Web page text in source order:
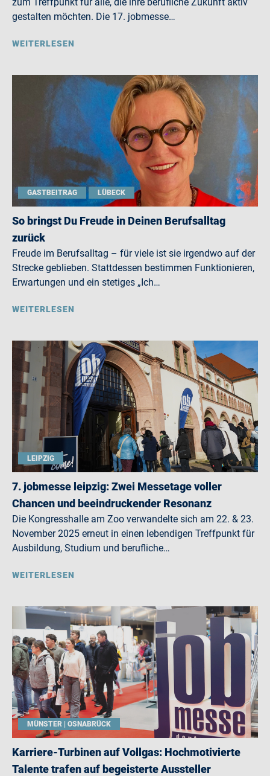
gestalten möchten. Die 17. jobmesse…
WEITERLESEN
GASTBEITRAG LÜBECK
So bringst Du Freude in Deinen Berufsalltag
zurück
Freude im Berufsalltag – für viele ist sie irgendwo auf der
Strecke geblieben. Stattdessen bestimmen Funktionieren,
Erwartungen und ein stetiges „Ich…
WEITERLESEN
LEIPZIG
7. jobmesse leipzig: Zwei Messetage voller
Chancen und beeindruckender Resonanz
Die Kongresshalle am Zoo verwandelte sich am 22. & 23.
November 2025 erneut in einen lebendigen Treffpunkt für
Ausbildung, Studium und berufliche…
WEITERLESEN
MÜNSTER | OSNABRÜCK
Karriere-Turbinen auf Vollgas: Hochmotivierte
Talente trafen auf begeisterte Aussteller